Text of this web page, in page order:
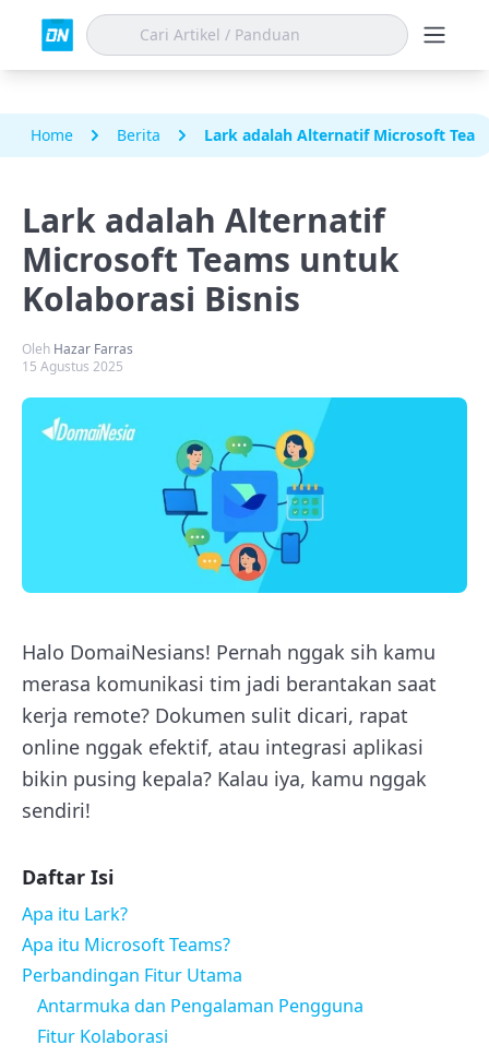
Home Berita Lark adalah Alternatif Microsoft
Lark adalah Alternatif
Microsoft Teams untuk
Kolaborasi Bisnis
Oleh Hazar Farras
15 Agustus 2025
Halo DomaiNesians! Pernah nggak sih kamu
merasa komunikasi tim jadi berantakan saat
kerja remote? Dokumen sulit dicari, rapat
online nggak efektif, atau integrasi aplikasi
bikin pusing kepala? Kalau iya, kamu nggak
sendiri!
Daftar Isi
Apa itu Lark?
Apa itu Microsoft Teams?
Perbandingan Fitur Utama
Antarmuka dan Pengalaman Pengguna
Fitur Kolaborasi